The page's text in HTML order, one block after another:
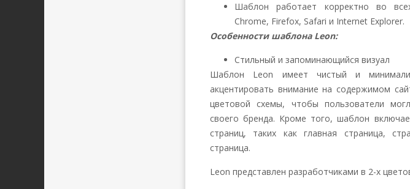
Шаблон работает корректно во
Chrome, Firefox, Safari и Internet Explorer.
Особенности шаблона Leon:
Стильный и запоминающийся визуал
Шаблон Leon имеет чистый и
акцентировать внимание на содержимом
цветовой схемы, чтобы пользователи
своего бренда. Кроме того, шаблон
страниц, таких как главная страница,
страница.
Leon представлен разработчиками в 2-х